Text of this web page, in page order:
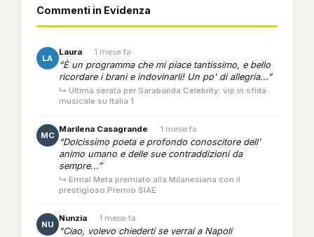
Commenti in Evidenza
LA
Laura · 1 mese fa
“È un programma che mi piace tantissimo, e bello
ricordare i brani e indovinarli! Un po' di allegria...”
↳ Ultima serata per Sarabanda Celebrity: vip in sfida
musicale su Italia 1
MC
Marilena Casagrande · 1 mese fa
“Dolcissimo poeta e profondo conoscitore dell'
animo umano e delle sue contraddizioni da
sempre...”
↳ Ermal Meta premiato alla Milanesiana con il
prestigioso Premio SIAE
NU
Nunzia · 1 mese fa
“Ciao, volevo chiederti se verrai a Napoli